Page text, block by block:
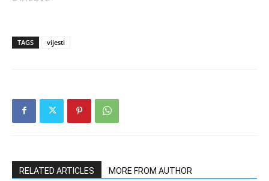
TAGS vijesti
RELATED ARTICLES MORE FROM AUTHOR